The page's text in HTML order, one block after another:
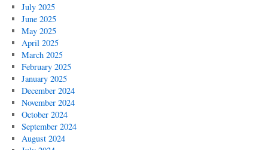
July 2025
June 2025
May 2025
April 2025
March 2025
February 2025
January 2025
December 2024
November 2024
October 2024
September 2024
August 2024